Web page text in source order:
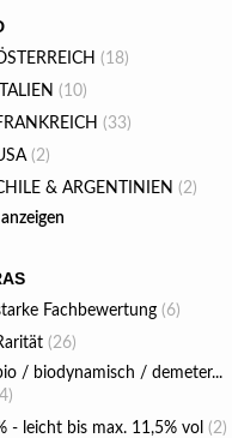
(18)
ITALIEN (10)
(33)
(2)
& ARGENTINIEN (2)
Fachbewertung (6)
(26)
/ biodynamisch / demeter...
- leicht bis max. 11,5% vol (2)